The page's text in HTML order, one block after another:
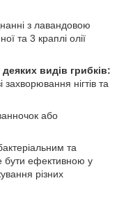
з лавандовою
та 3 краплі олії
видів грибків:
нігтів та
або
та
бути ефективною у
різних